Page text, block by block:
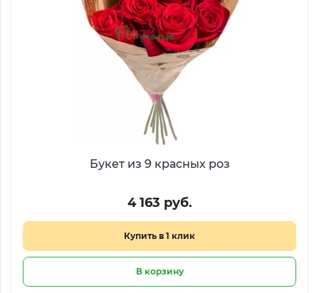
Букет из 9 красных роз
4 163 руб.
Купить в 1 клик
В корзину